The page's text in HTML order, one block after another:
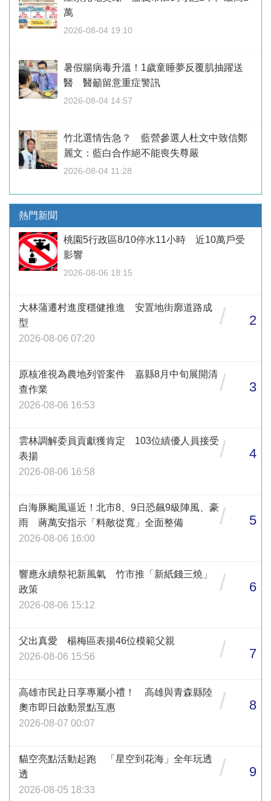
萬
2026-08-04 19:10
暑假腸病毒升溫！1歲童睡夢反覆肌抽躍送
醫 醫籲留意重症警訊
2026-08-04 14:57
竹北選情告急？ 藍營參選人杜文中致信鄭
麗文：藍白合作絕不能喪失尊嚴
2026-08-04 11:28
熱門新聞
桃園5行政區8/10停水11小時 近10萬戶受
影響
2026-08-06 18:15
大林蒲遷村進度穩健推進 安置地街廓道路成
型
2026-08-06 07:20
/ 2
原核准視為農地列管案件 嘉縣8月中旬展開清
查作業
2026-08-06 16:53
/ 3
雲林調解委員貢獻獲肯定 103位績優人員接受
表揚
2026-08-06 16:58
/ 4
白海豚颱風逼近！北市8、9日恐飆9級陣風、豪
雨 蔣萬安指示「料敵從寬」全面整備
2026-08-06 16:00
/ 5
響應永續祭祀新風氣 竹市推「新紙錢三燒」
政策
2026-08-06 15:12
/ 6
父出真愛 楊梅區表揚46位模範父親
2026-08-06 15:56
/ 7
高雄市民赴日享專屬小禮！ 高雄與青森縣陸
奧市即日啟動景點互惠
2026-08-07 00:07
/ 8
貓空亮點活動起跑 「星空到花海」全年玩透
透
2026-08-05 18:33
/ 9